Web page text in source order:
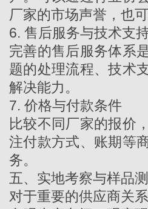
厂家的市场声誉，也
6. 售后服务与技术支
完善的售后服务体系
题的处理流程、技术
解决能力。
7. 价格与付款条件
比较不同厂家的报价
注付款方式、账期等
务。
五、实地考察与样品
对于重要的供应商关